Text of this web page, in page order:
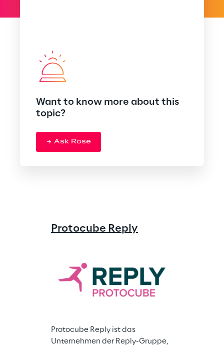
Want to know more about this
topic?
Ask Rose
Protocube Reply
Protocube Reply ist das
Unternehmen der Reply-Gruppe,